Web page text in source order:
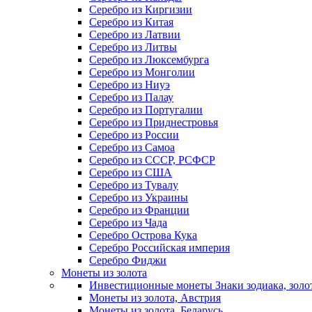
Серебро из Киргизии
Серебро из Китая
Серебро из Латвии
Серебро из Литвы
Серебро из Люксембурга
Серебро из Монголии
Серебро из Ниуэ
Серебро из Палау
Серебро из Португалии
Серебро из Приднестровья
Серебро из России
Серебро из Самоа
Серебро из СССР, РСФСР
Серебро из США
Серебро из Тувалу
Серебро из Украины
Серебро из Франции
Серебро из Чада
Серебро Острова Кука
Серебро Российская империя
Серебро Фиджи
Монеты из золота
Инвестиционные монеты Знаки зодиака,
Монеты из золота, Австрия